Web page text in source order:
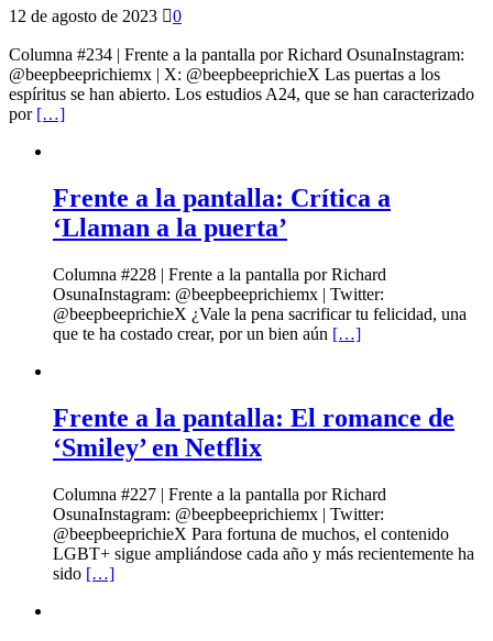
12 de agosto de 2023 0
Columna #234 | Frente a la pantalla por Richard OsunaInstagram:
@beepbeeprichiemx | X: @beepbeeprichieX Las puertas a los
espíritus se han abierto. Los estudios A24, que se han caracterizado
por […]
Frente a la pantalla: Crítica a
‘Llaman a la puerta’
Columna #228 | Frente a la pantalla por Richard
OsunaInstagram: @beepbeeprichiemx | Twitter:
@beepbeeprichieX ¿Vale la pena sacrificar tu felicidad, una
que te ha costado crear, por un bien aún […]
Frente a la pantalla: El romance de
‘Smiley’ en Netflix
Columna #227 | Frente a la pantalla por Richard
OsunaInstagram: @beepbeeprichiemx | Twitter:
@beepbeeprichieX Para fortuna de muchos, el contenido
LGBT+ sigue ampliándose cada año y más recientemente ha
sido […]